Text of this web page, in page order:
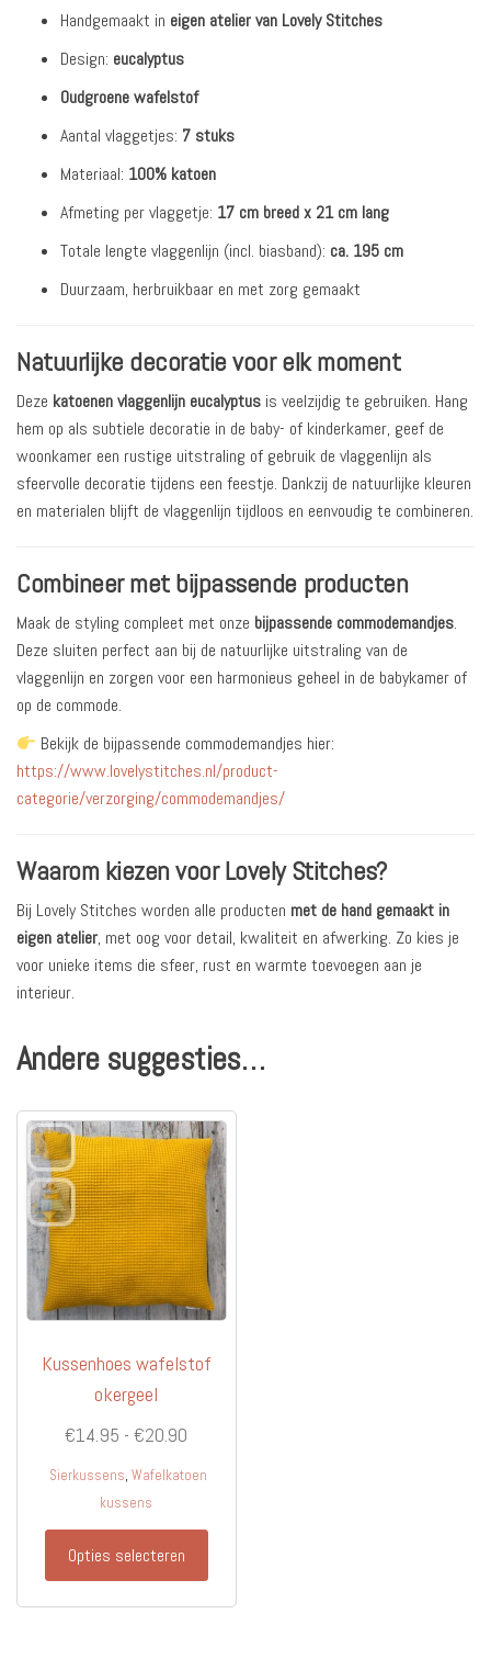
Handgemaakt in eigen atelier van Lovely Stitches
Design: eucalyptus
Oudgroene wafelstof
Aantal vlaggetjes: 7 stuks
Materiaal: 100% katoen
Afmeting per vlaggetje: 17 cm breed x 21 cm lang
Totale lengte vlaggenlijn (incl. biasband): ca. 195 cm
Duurzaam, herbruikbaar en met zorg gemaakt
Natuurlijke decoratie voor elk moment
Deze katoenen vlaggenlijn eucalyptus is veelzijdig te gebruiken. Hang
hem op als subtiele decoratie in de baby- of kinderkamer, geef de
woonkamer een rustige uitstraling of gebruik de vlaggenlijn als
sfeervolle decoratie tijdens een feestje. Dankzij de natuurlijke kleuren
en materialen blijft de vlaggenlijn tijdloos en eenvoudig te combineren.
Combineer met bijpassende producten
Maak de styling compleet met onze bijpassende commodemandjes.
Deze sluiten perfect aan bij de natuurlijke uitstraling van de
vlaggenlijn en zorgen voor een harmonieus geheel in de babykamer of
op de commode.
Bekijk de bijpassende commodemandjes hier:
https://www.lovelystitches.nl/product-
categorie/verzorging/commodemandjes/
Waarom kiezen voor Lovely Stitches?
Bij Lovely Stitches worden alle producten met de hand gemaakt in
eigen atelier, met oog voor detail, kwaliteit en afwerking. Zo kies je
voor unieke items die sfeer, rust en warmte toevoegen aan je
interieur.
Andere suggesties…
Kussenhoes wafelstof
okergeel
€14.95 - €20.90
€20.90
Sierkussens, Wafelkatoen
kussens
Opties selecteren
Dit